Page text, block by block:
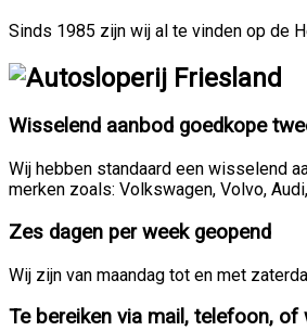
Sinds 1985 zijn wij al te vinden op de
Wisselend aanbod goedkope
Wij hebben standaard een wisselend
merken zoals: Volkswagen, Volvo,
Zes dagen per week geopend
Wij zijn van maandag tot en met
Te bereiken via mail, telefoon, of